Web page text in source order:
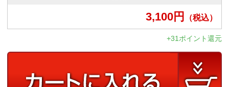
3,100円 （税込）
+31ポイント還元